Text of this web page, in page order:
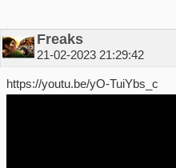
Freaks
21-02-2023 21:29:42
https://youtu.be/yO-TuiYbs_c